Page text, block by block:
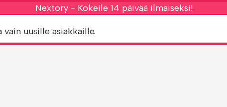
Nextory - Kokeile 14 päivää ilmaiseksi!
uusille asiakkaille.